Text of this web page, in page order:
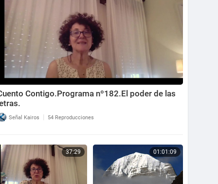
Contigo.Programa nº182.El poder de las
Señal Kairos | 54 Reproducciones
37:29 01:01:09